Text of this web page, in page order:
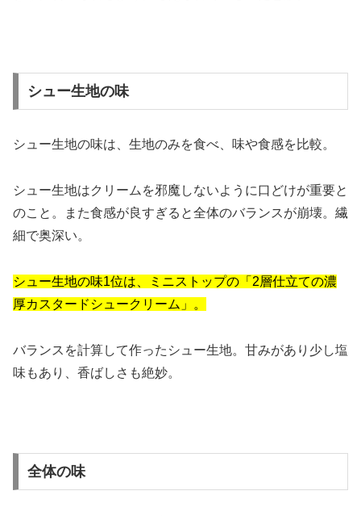
シュー生地の味
シュー生地の味は、生地のみを食べ、味や食感を比較。
シュー生地はクリームを邪魔しないように口どけが重要と
のこと。また食感が良すぎると全体のバランスが崩壊。繊
細で奥深い。
シュー生地の味1位は、ミニストップの「2層仕立ての濃
厚カスタードシュークリーム」。
バランスを計算して作ったシュー生地。甘みがあり少し塩
味もあり、香ばしさも絶妙。
全体の味